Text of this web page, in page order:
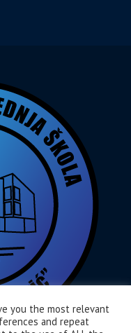
you the most relevant
and repeat